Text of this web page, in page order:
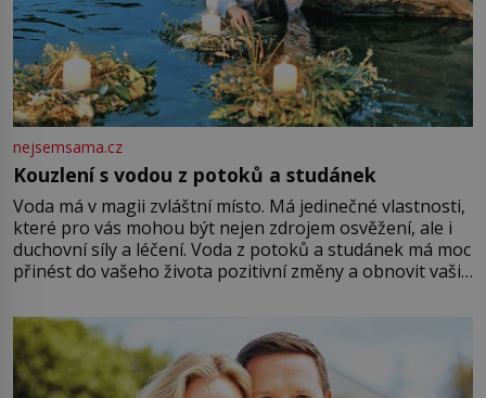
nejsemsama.cz
Kouzlení s vodou z potoků a studánek
Voda má v magii zvláštní místo. Má jedinečné vlastnosti,
které pro vás mohou být nejen zdrojem osvěžení, ale i
duchovní síly a léčení. Voda z potoků a studánek má moc
přinést do vašeho života pozitivní změny a obnovit vaši
můžete obohatit své rituály a přinést do svého života
větší harmonii a klid. Je důležité